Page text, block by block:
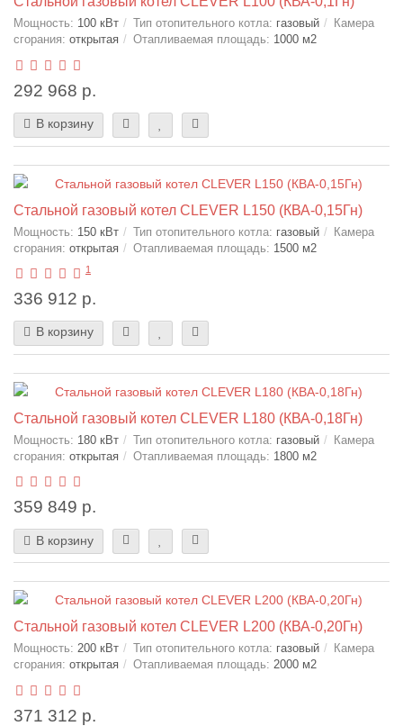
Мощность: 100 кВт Тип отопительного котла: газовый
Камера
сгорания: открытая Отапливаемая площадь: 1000 м2
292 968 р.
В корзину
Стальной газовый котел CLEVER L150 (КВА-0,15Гн)
Мощность: 150 кВт Тип отопительного котла: газовый
Камера
сгорания: открытая Отапливаемая площадь: 1500 м2
1
336 912 р.
В корзину
Стальной газовый котел CLEVER L180 (КВА-0,18Гн)
Мощность: 180 кВт Тип отопительного котла: газовый
Камера
сгорания: открытая Отапливаемая площадь: 1800 м2
359 849 р.
В корзину
Стальной газовый котел CLEVER L200 (КВА-0,20Гн)
Мощность: 200 кВт Тип отопительного котла: газовый
Камера
сгорания: открытая Отапливаемая площадь: 2000 м2
371 312 р.